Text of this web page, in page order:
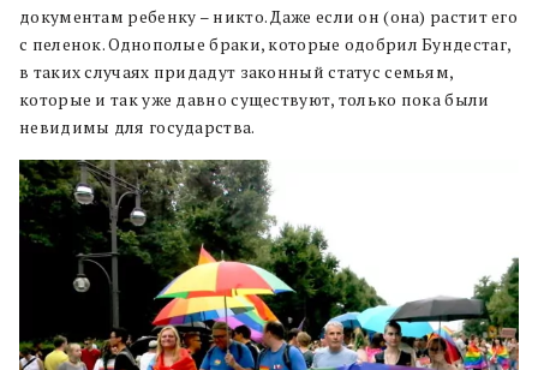
документам ребенку – никто. Даже если он (она) растит его
с пеленок. Однополые браки, которые одобрил Бундестаг,
в таких случаях придадут законный статус семьям,
которые и так уже давно существуют, только пока были
невидимы для государства.